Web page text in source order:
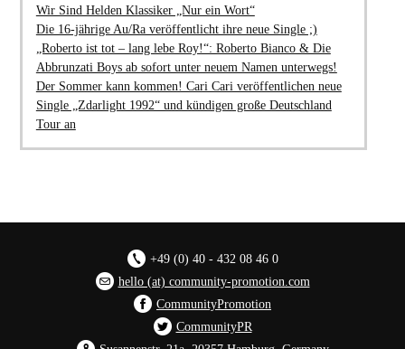
Wir Sind Helden Klassiker „Nur ein Wort“
Die 16-jährige Au/Ra veröffentlicht ihre neue Single ;)
„Roberto ist tot – lang lebe Roy!“: Roberto Bianco & Die
Abbrunzati Boys ab sofort unter neuem Namen unterwegs!
Der Sommer kann kommen! Cari Cari veröffentlichen neue
Single „Zdarlight 1992“ und kündigen große Deutschland
Tour an
+49 (0) 40 - 432 08 46 0
hello (at) community-promotion.com
CommunityPromotion
CommunityPR